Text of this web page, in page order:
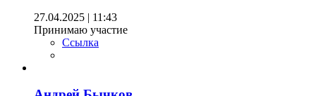
27.04.2025 | 11:43
Принимаю участие
Ссылка